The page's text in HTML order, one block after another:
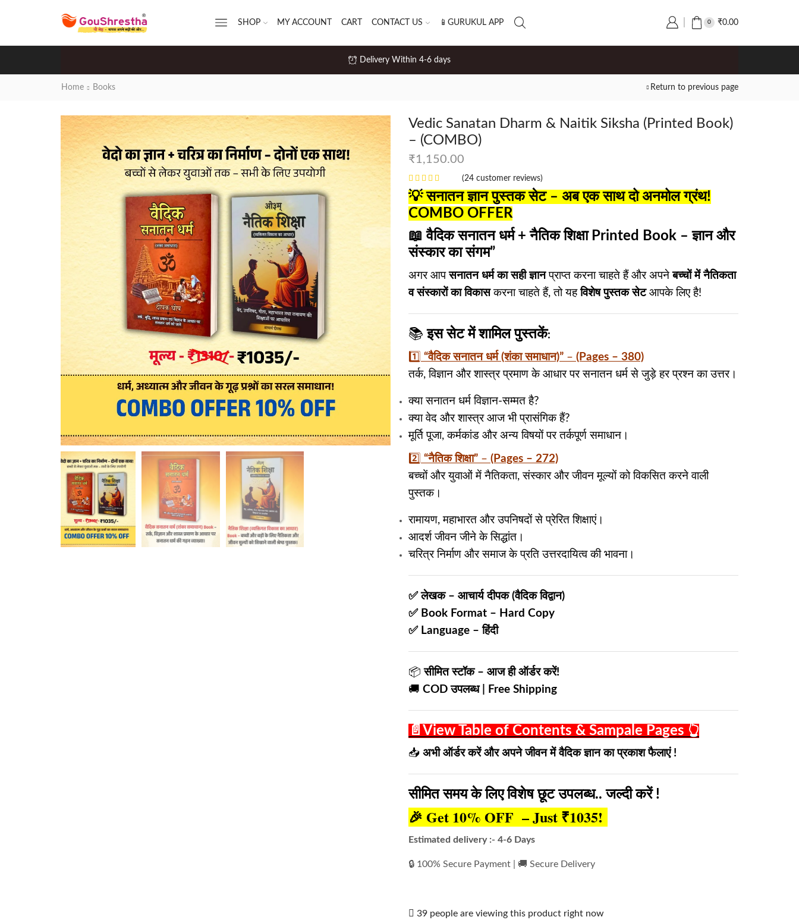
SHOP MY ACCOUNT CART CONTACT US 📱GURUKUL APP 0 ₹0.00
Delivery Within 4-6 days
Home Books Return to previous page
Vedic Sanatan Dharm & Naitik Siksha (Printed Book)
– (COMBO)
₹1,150.00
(24 customer reviews)
💡 सनातन ज्ञान पुस्तक सेट – अब एक साथ दो अनमोल ग्रंथ!
COMBO OFFER
📖वैदिक सनातन धर्म + नैतिक शिक्षा Printed Book – ज्ञान और
संस्कार का संगम”
अगर आपसनातन धर्म का सही ज्ञानप्राप्त करना चाहते हैं और अपनेबच्चों में नैतिकता
व संस्कारों का विकासकरना चाहते हैं, तो यहविशेष पुस्तक सेटआपके लिए है!
📚इस सेट में शामिल पुस्तकें:
1️⃣ “वैदिक सनातन धर्म (शंका समाधान)” – (Pages – 380)
तर्क, विज्ञान और शास्त्र प्रमाण के आधार पर सनातन धर्म से जुड़े हर प्रश्न का उत्तर।
क्या सनातन धर्म विज्ञान-सम्मत है?
क्या वेद और शास्त्र आज भी प्रासंगिक हैं?
मूर्ति पूजा, कर्मकांड और अन्य विषयों पर तर्कपूर्ण समाधान।
2️⃣ “नैतिक शिक्षा” – (Pages – 272)
बच्चों और युवाओं में नैतिकता, संस्कार और जीवन मूल्यों को विकसित करने वाली
पुस्तक।
रामायण, महाभारत और उपनिषदों से प्रेरित शिक्षाएं।
आदर्श जीवन जीने के सिद्धांत।
चरित्र निर्माण और समाज के प्रति उत्तरदायित्व की भावना।
✅ लेखक – आचार्य दीपक (वैदिक विद्वान)
✅ Book Format – Hard Copy
✅ Language – हिंदी
📦सीमित स्टॉक – आज ही ऑर्डर करें!
🚚 COD उपलब्ध | Free Shipping
📄View Table of Contents & Sampale Pages 👆
📥 अभी ऑर्डर करें और अपने जीवन में वैदिक ज्ञान का प्रकाश फैलाएं !
सीमित समय के लिए विशेष छूट उपलब्ध.. जल्दी करें !
🎉 Get 10% OFF – Just ₹1035!
Estimated delivery :- 4-6 Days
🔒 100% Secure Payment | 🚚 Secure Delivery
39 people are viewing this product right now